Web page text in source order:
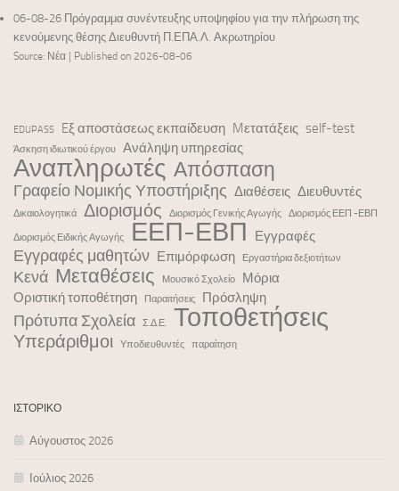
06-08-26 Πρόγραμμα συνέντευξης υποψηφίου για την πλήρωση της
κενούμενης θέσης Διευθυντή Π.ΕΠΑ.Λ. Ακρωτηρίου
Source: Νέα Published on 2026-08-06
EDUPASS Eξ αποστάσεως εκπαίδευση Mετατάξεις self-test
Άσκηση ιδιωτικού έργου Ανάληψη υπηρεσίας
Αναπληρωτές Απόσπαση
Γραφείο Νομικής Υποστήριξης Διαθέσεις Διευθυντές
Δικαιολογητικά Διορισμός Διορισμός Γενικής Αγωγής Διορισμός ΕΕΠ -ΕΒΠ
Διορισμός Ειδικής Αγωγής ΕΕΠ-ΕΒΠ Εγγραφές
Εγγραφές μαθητών Επιμόρφωση Εργαστήρια δεξιοτήτων
Κενά Μεταθέσεις Μουσικό Σχολείο
Μόρια
Οριστική τοποθέτηση
Παραιτήσεις Πρόσληψη
Πρότυπα Σχολεία Σ.Δ.Ε. Τοποθετήσεις
Υπεράριθμοι Υποδιευθυντές παραίτηση
ΙΣΤΟΡΙΚΌ
Αύγουστος 2026
Ιούλιος 2026